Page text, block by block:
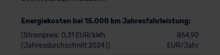
Energiekosten bei 15.000 km Jahresfahrleistung:
(Strompreis: 0,31 EUR/kWh
(Jahresdurchschnitt 2024))
864,90
EUR/Jahr